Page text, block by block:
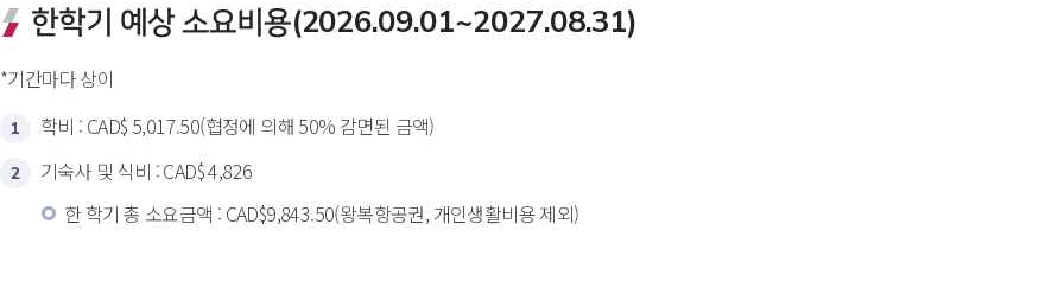
한학기 예상 소요비용(2026.09.01~2027.08.31)
*기간마다 상이
1 학비 : CAD$ 5,017.50(협정에 의해 50% 감면된 금액)
2
기숙사 및 식비 : CAD$ 4,826
한 학기 총 소요금액 : CAD$9,843.50(왕복항공권, 개인생활비용 제외)